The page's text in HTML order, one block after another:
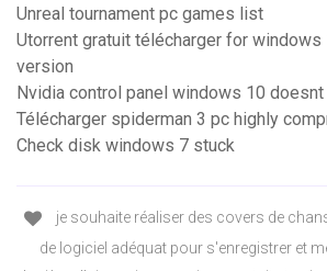
Unreal tournament pc games list
Utorrent gratuit télécharger for
version
Nvidia control panel windows 10 doesnt
Télécharger spiderman 3 pc highly
Check disk windows 7 stuck
je souhaite réaliser des covers de
de logiciel adéquat pour s'enregistrer et